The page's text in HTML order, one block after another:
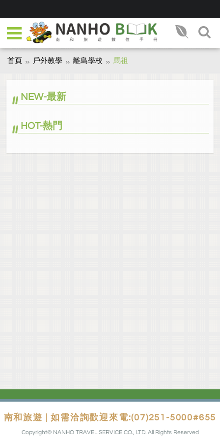
首頁 戶外教學 離島學校 馬祖
NEW-最新
HOT-熱門
南和旅遊 | 如需洽詢歡迎來電:(07)251-5000#655
Copyright© NANHO TRAVEL SERVICE CO., LTD. All Rights Reserved